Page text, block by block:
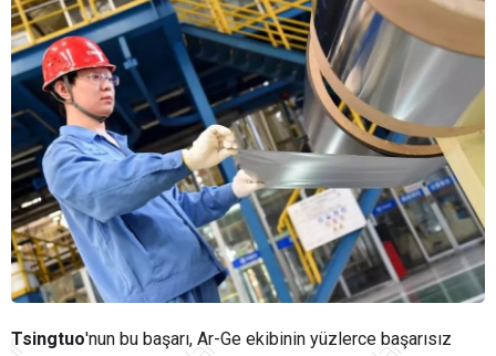
Tsingtuo'nun bu başarı, Ar-Ge ekibinin yüzlerce başarısız